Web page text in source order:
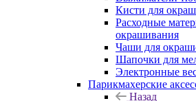
Кисти для
Расходные
окрашивания
Чаши для
Шапочки для
Электронные
Парикмахерские
Назад